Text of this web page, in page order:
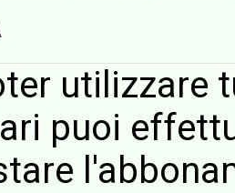
utilizzare
puoi